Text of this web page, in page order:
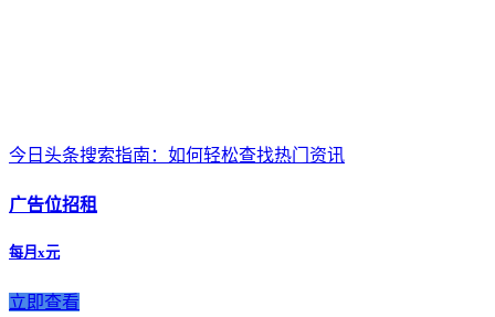
今日头条搜索指南：如何轻松查找热门资讯
广告位招租
每月x元
立即查看